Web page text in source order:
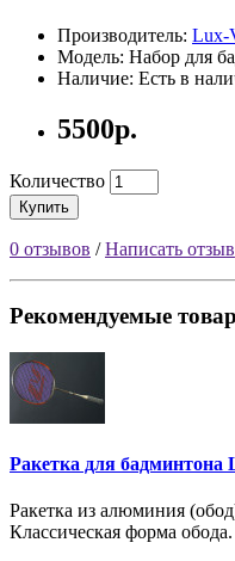
Производитель: Lux-
Модель: Набор для
Наличие: Есть в
5500р.
Количество
Купить
0 отзывов /Написать отзыв
Рекомендуемые
Ракетка для
Ракетка из алюминия
Классическая форма